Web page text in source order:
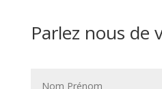
Parlez nous de